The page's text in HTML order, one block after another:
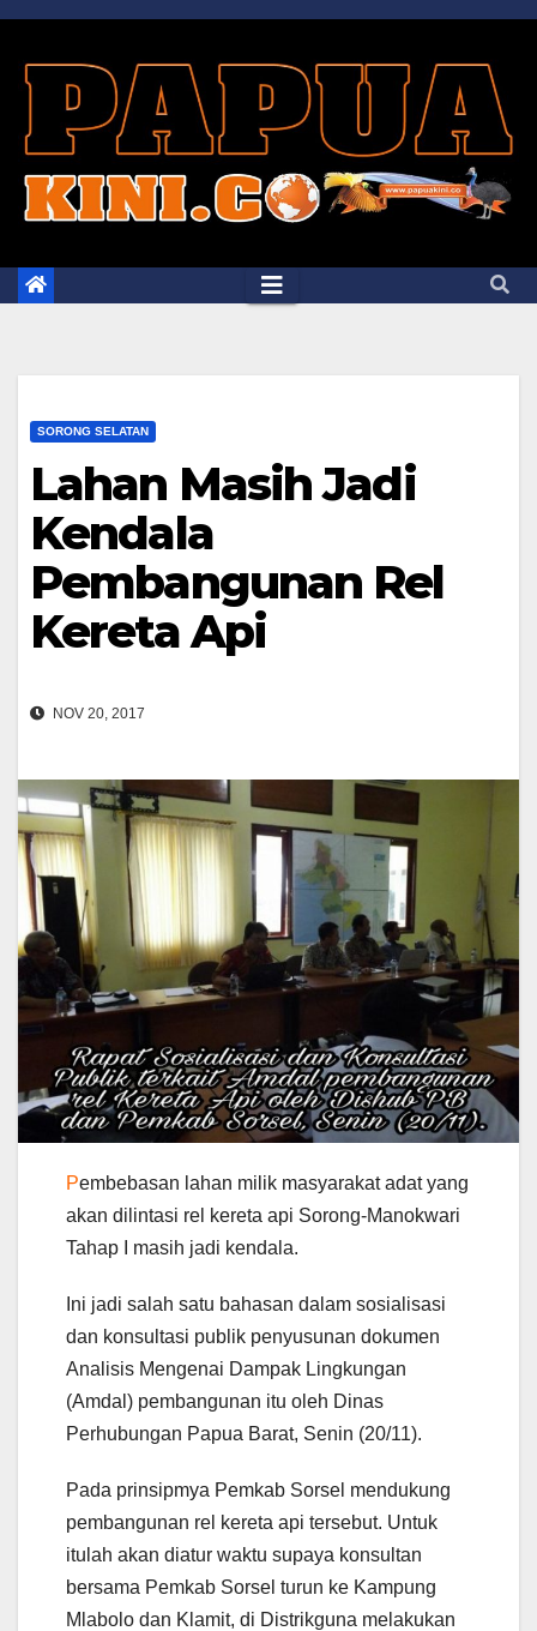
Skip
content
SORONG SELATAN
Lahan Masih Jadi
Kendala
Pembangunan Rel
Kereta Api
NOV 20, 2017
Pembebasan lahan milik masyarakat adat yang
akan dilintasi rel kereta api Sorong-Manokwari
Tahap I masih jadi kendala.
Ini jadi salah satu bahasan dalam sosialisasi
dan konsultasi publik penyusunan dokumen
Analisis Mengenai Dampak Lingkungan
(Amdal) pembangunan itu oleh Dinas
Perhubungan Papua Barat, Senin (20/11).
Pada prinsipmya Pemkab Sorsel mendukung
pembangunan rel kereta api tersebut. Untuk
itulah akan diatur waktu supaya konsultan
bersama Pemkab Sorsel turun ke Kampung
Mlabolo dan Klamit, di Distrikguna melakukan